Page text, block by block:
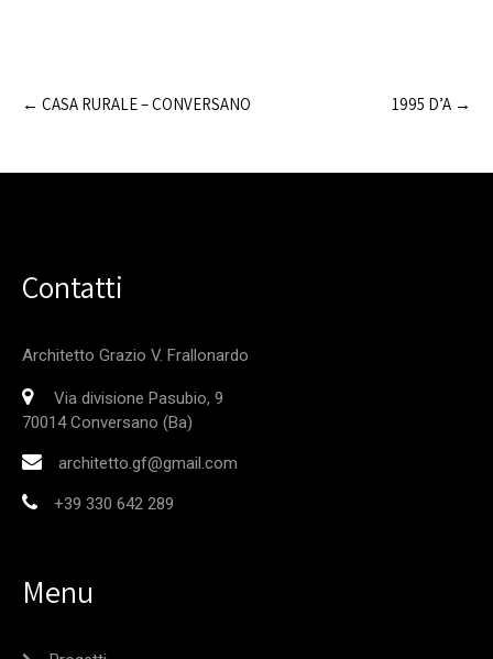
navigation
← CASA RURALE – CONVERSANO 1995 D’A →
Contatti
Architetto Grazio V. Frallonardo
Via divisione Pasubio, 9
70014 Conversano (Ba)
architetto.gf@gmail.com
+39 330 642 289
Menu